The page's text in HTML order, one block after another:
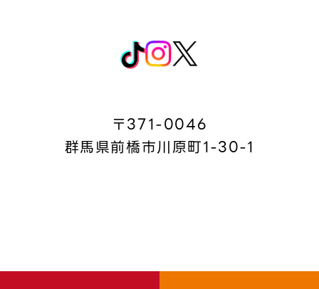
〒371-0046
群馬県前橋市川原町1-30-1